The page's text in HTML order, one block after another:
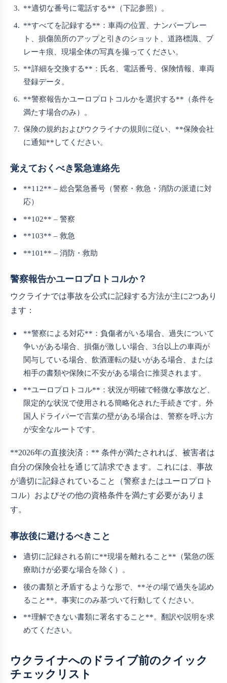
**適切な番号に電話する**（下記参照）。
**すべてを記録する**：車両の位置、ナンバープレー
ト、損傷箇所のアップと引きのショット、道路標識、ブ
レーキ痕、現場全体の写真を撮ってください。
**詳細を交換する**：氏名、電話番号、保険情報、車両
登録データ。
**警察報告かユーロプロトコルかを選択する**（条件を
満たす場合のみ）。
保険の規約およびウクライナの規則に従い、**保険会社
に通知**してください。
覚えておくべき緊急連絡先
**112** – 総合緊急番号（警察・救急・消防の派遣に対
応）
**102** – 警察
**103** – 救急
**101** – 消防・救助
警察報告かユーロプロトコルか？
ウクライナでは事故を公式に記録する方法が主に2つあり
ます：
**警察による対応**：負傷者がいる場合、過失について
争いがある場合、損傷が激しい場合、3台以上の車両が
関与している場合、飲酒運転の疑いがある場合、または
相手の書類や保険に不安がある場合に推奨されます。
**ユーロプロトコル**：状況が明確で軽微な事故など、
限定的な状況で使用される簡略化された手続きです。外
国人ドライバーで言葉の壁がある場合は、警察を呼ぶ方
が安全なルートです。
**2026年の直接決済：** 条件が満たされれば、被害者は
自分の保険会社を通じて請求できます。これには、事故
が適切に記録されていること（警察またはユーロプロト
コル）およびその他の資格条件を満たす必要がありま
す。
事故後に避けるべきこと
適切に記録される前に**現場を離れること**（緊急の医
療助けが必要な場合を除く）。
後の書類と矛盾するような形で、**その場で過失を認め
ること**。事実にのみ基づいて行動してください。
**理解できない書類に署名すること**。翻訳や説明を求
めてください。
ウクライナへのドライブ前のクイック
チェックリスト